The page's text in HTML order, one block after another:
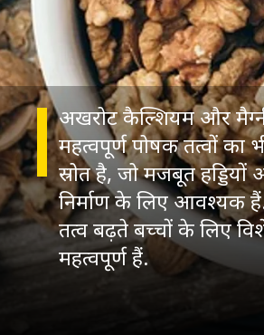
अखरोट कैल्शियम और
महत्वपूर्ण पोषक तत्वों का
स्रोत है, जो मजबूत
निर्माण के लिए आवश्यक
तत्व बढ़ते बच्चों के लिए